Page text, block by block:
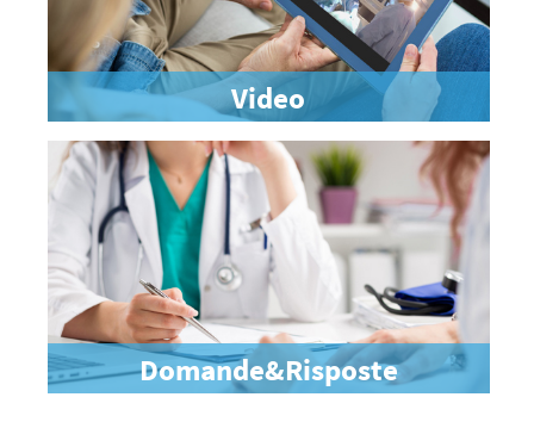
Video
Domande&Risposte